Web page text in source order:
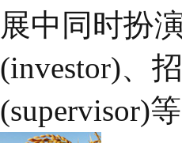
展中同时扮
(investor)、
(supervisor)